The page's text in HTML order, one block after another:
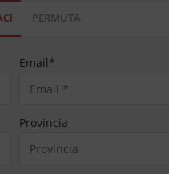
PERMUTA
Email*
Provincia